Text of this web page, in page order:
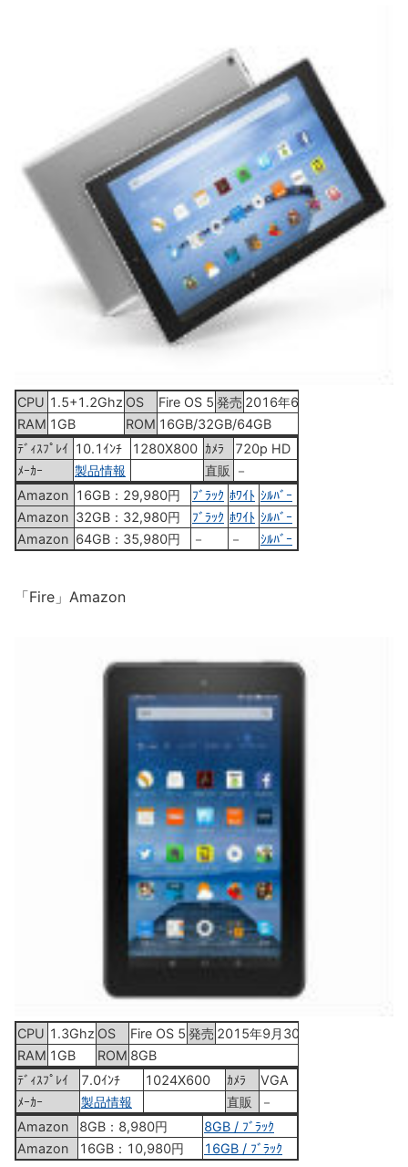
CPU 1.5+1.2Ghz OS Fire OS 5 発売 2016年6月3日
RAM 1GB ROM 16GB/32GB/64GB
ﾃﾞｨｽﾌﾟﾚｲ 10.1ｲﾝﾁ 1280X800 ｶﾒﾗ
720p HD
ﾒｰｶｰ
製品情報 直販
－
Amazon 16GB：29,980円 ﾌﾞﾗｯｸ ﾎﾜｲﾄ ｼﾙﾊﾞｰ
Amazon 32GB：32,980円 ﾌﾞﾗｯｸ ﾎﾜｲﾄ ｼﾙﾊﾞｰ
Amazon 64GB：35,980円 － － ｼﾙﾊﾞｰ
「Fire」Amazon
CPU 1.3Ghz OS Fire OS 5 発売 2015年9月30日
RAM 1GB ROM 8GB
ﾃﾞｨｽﾌﾟﾚｲ
7.0ｲﾝﾁ 1024X600 ｶﾒﾗ
VGA
ﾒｰｶｰ
製品情報 直販
－
Amazon
8GB：8,980円
8GB / ﾌﾞﾗｯｸ
Amazon
16GB：10,980円 16GB / ﾌﾞﾗｯｸ